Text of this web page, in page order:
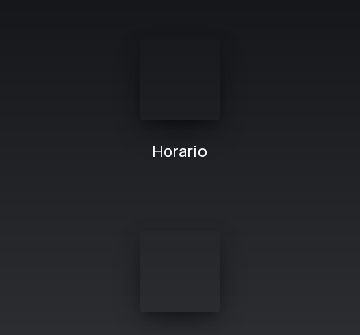
Horario